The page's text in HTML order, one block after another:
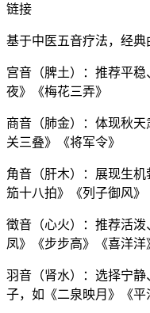
链接
基于中医五音疗法，经典
宫音（脾土）：推荐平
夜》《梅花三弄》
商音（肺金）：体现秋
关三叠》《将军令》
角音（肝木）：展现生
笳十八拍》《列子御风》
徵音（心火）：推荐活
凤》《步步高》《喜洋洋
羽音（肾水）：选择宁
子，如《二泉映月》《平